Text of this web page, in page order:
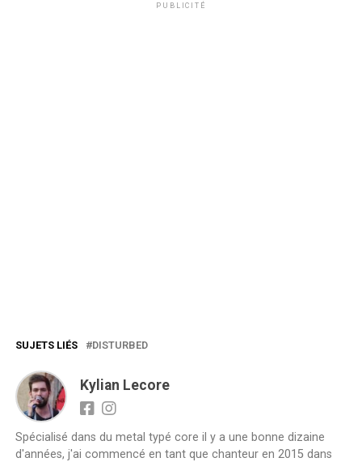
PUBLICITÉ
SUJETS LIÉS DISTURBED
Kylian Lecore
Spécialisé dans du metal typé core il y a une bonne dizaine
d'années, j'ai commencé en tant que chanteur en 2015 dans